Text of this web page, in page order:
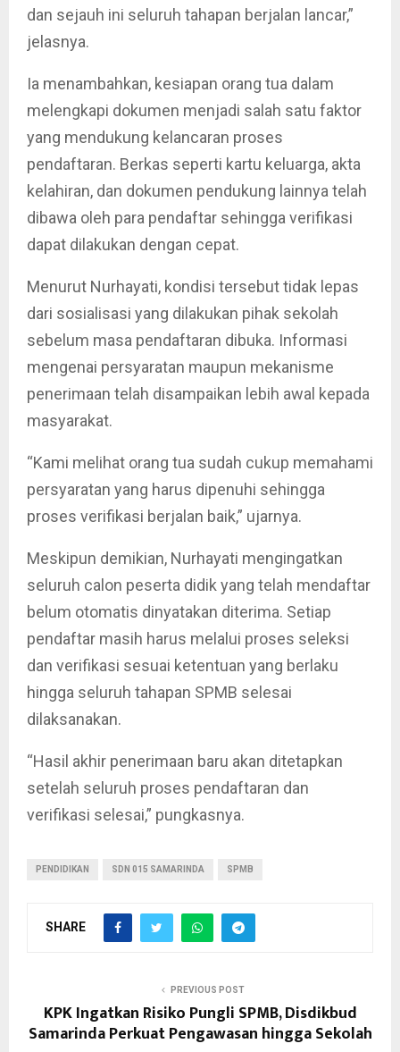
dan sejauh ini seluruh tahapan berjalan lancar,”
jelasnya.
Ia menambahkan, kesiapan orang tua dalam
melengkapi dokumen menjadi salah satu faktor
yang mendukung kelancaran proses
pendaftaran. Berkas seperti kartu keluarga, akta
kelahiran, dan dokumen pendukung lainnya telah
dibawa oleh para pendaftar sehingga verifikasi
dapat dilakukan dengan cepat.
Menurut Nurhayati, kondisi tersebut tidak lepas
dari sosialisasi yang dilakukan pihak sekolah
sebelum masa pendaftaran dibuka. Informasi
mengenai persyaratan maupun mekanisme
penerimaan telah disampaikan lebih awal kepada
masyarakat.
“Kami melihat orang tua sudah cukup memahami
persyaratan yang harus dipenuhi sehingga
proses verifikasi berjalan baik,” ujarnya.
Meskipun demikian, Nurhayati mengingatkan
seluruh calon peserta didik yang telah mendaftar
belum otomatis dinyatakan diterima. Setiap
pendaftar masih harus melalui proses seleksi
dan verifikasi sesuai ketentuan yang berlaku
hingga seluruh tahapan SPMB selesai
dilaksanakan.
“Hasil akhir penerimaan baru akan ditetapkan
setelah seluruh proses pendaftaran dan
verifikasi selesai,” pungkasnya.
PENDIDIKAN SDN 015 SAMARINDA SPMB
SHARE
PREVIOUS POST
KPK Ingatkan Risiko Pungli SPMB, Disdikbud
Samarinda Perkuat Pengawasan hingga Sekolah